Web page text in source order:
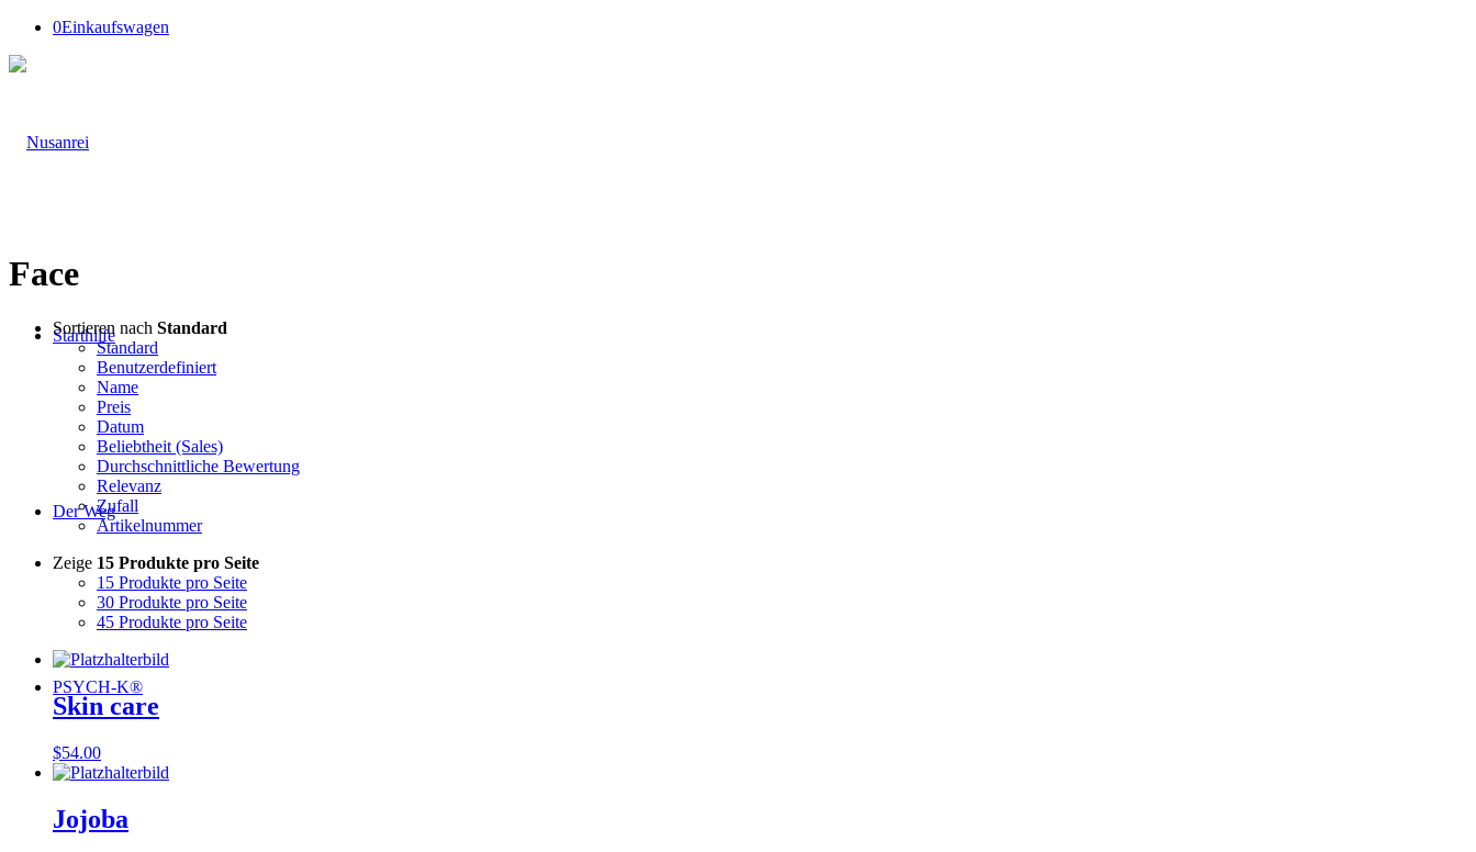
0Einkaufswagen
Starthilfe
Der Weg
PSYCH-K®
Face
Sortieren nach Standard
Standard
Benutzerdefiniert
Name
Preis
Datum
Beliebtheit (Sales)
Durchschnittliche Bewertung
Relevanz
Zufall
Artikelnummer
Zeige 15 Produkte pro Seite
15 Produkte pro Seite
30 Produkte pro Seite
45 Produkte pro Seite
Skin care
$54.00
Jojoba